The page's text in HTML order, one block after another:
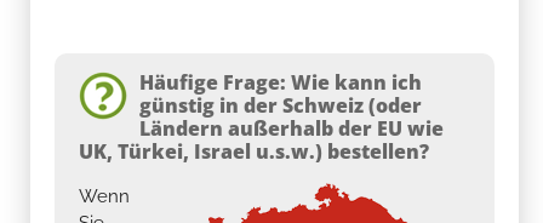
Häufige Frage: Wie kann ich
günstig in der Schweiz (oder
Ländern außerhalb der EU wie
UK, Türkei, Israel u.s.w.) bestellen?
Wenn